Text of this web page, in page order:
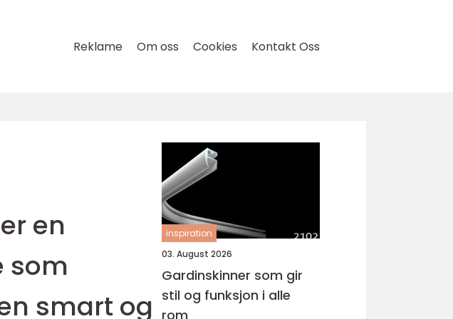
Reklame Om oss Cookies Kontakt Oss
en
som
smart og
inspiration
03. August 2026
Gardinskinner som gir
stil og funksjon i alle
rom